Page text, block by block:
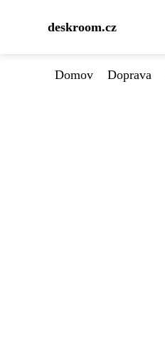
deskroom.cz
Domov Doprava